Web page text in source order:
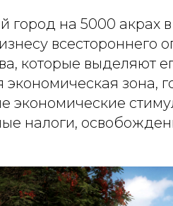
город на 5000 акрах
всестороннего
которые выделяют
зона,
экономические
налоги,